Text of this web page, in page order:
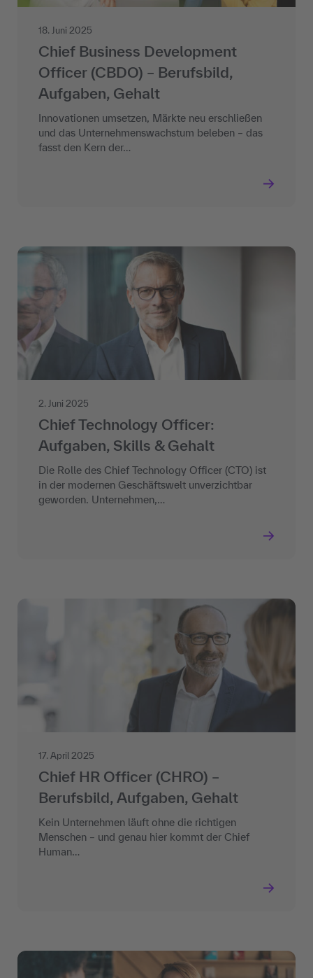
18. Juni 2025
Chief Business Development
Officer (CBDO) – Berufsbild,
Aufgaben, Gehalt
Innovationen umsetzen, Märkte neu erschließen
und das Unternehmenswachstum beleben – das
fasst den Kern der…
2. Juni 2025
Chief Technology Officer:
Aufgaben, Skills & Gehalt
Die Rolle des Chief Technology Officer (CTO) ist
in der modernen Geschäftswelt unverzichtbar
geworden. Unternehmen,…
17. April 2025
Chief HR Officer (CHRO) –
Berufsbild, Aufgaben, Gehalt
Kein Unternehmen läuft ohne die richtigen
Menschen – und genau hier kommt der Chief
Human…